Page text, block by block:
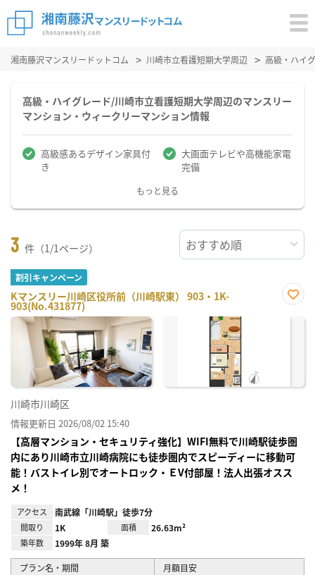
湘南藤沢マンスリードットコム 川崎市立看護短期大学周辺 高級・ハイ
高級・ハイグレード/川崎市立看護短期大学周辺のマンスリー
マンション・ウィークリーマンション情報
高級感あるデザイン家具付
き
大画面テレビや高機能家電
完備
もっと見る
3 件（1/1ページ）
割引キャンペーン
Kマンスリー川崎区役所前（川崎駅東） 903・1K-
903(No.431877)
に入
川崎市川崎区
情報更新日 2026/08/02 15:40
【高層マンション・セキュリティ強化】WIFI無料で川崎駅徒歩圏
内にあり川崎市立川崎病院にも徒歩圏内でスピーディーに移動可
能！バストイレ別でオートロック・ＥV付部屋！法人出張オスス
メ！
アクセス 南武線「川崎駅」徒歩7分
間取り 1K 面積 26.63m²
築年数 1999年 8月 築
プラン名・期間 月額目安